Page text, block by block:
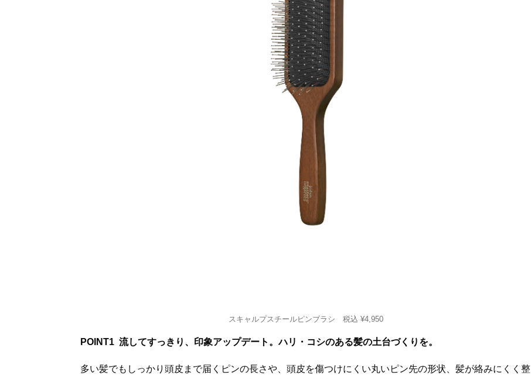
スキャルプスチールピンブラシ 税込 ¥4,950
POINT1 流してすっきり、印象アップデート。ハリ・コシのある髪の土台づくりを。
多い髪でもしっかり頭皮まで届くピンの長さや、頭皮を傷つけにくい丸いピン先の形状、髪が絡みにくく整